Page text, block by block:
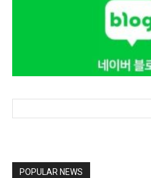
POPULAR NEWS